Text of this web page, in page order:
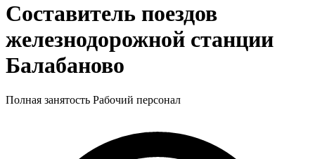
Составитель поездов
железнодорожной станции
Балабаново
Полная занятость Рабочий персонал